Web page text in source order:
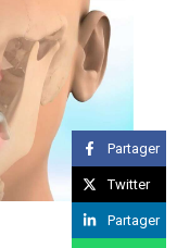
Partager
Twitter
Partager